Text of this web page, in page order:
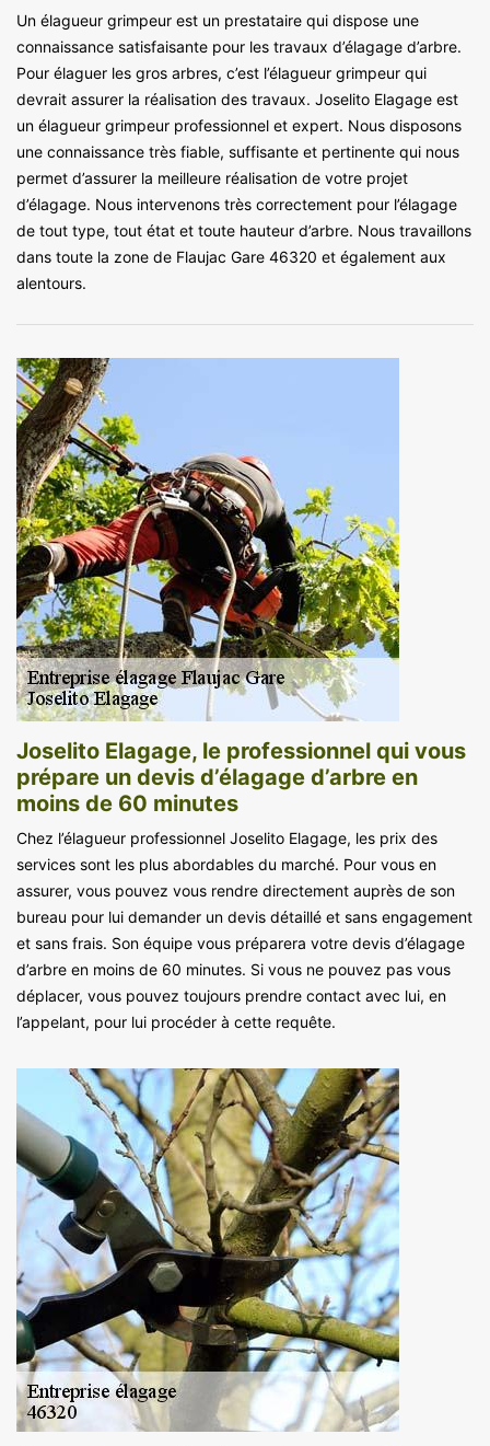
Un élagueur grimpeur est un prestataire qui dispose une
connaissance satisfaisante pour les travaux d’élagage d’arbre.
Pour élaguer les gros arbres, c’est l’élagueur grimpeur qui
devrait assurer la réalisation des travaux. Joselito Elagage est
un élagueur grimpeur professionnel et expert. Nous disposons
une connaissance très fiable, suffisante et pertinente qui nous
permet d’assurer la meilleure réalisation de votre projet
d’élagage. Nous intervenons très correctement pour l’élagage
de tout type, tout état et toute hauteur d’arbre. Nous travaillons
dans toute la zone de Flaujac Gare 46320 et également aux
alentours.
Joselito Elagage, le professionnel qui vous
prépare un devis d’élagage d’arbre en
moins de 60 minutes
Chez l’élagueur professionnel Joselito Elagage, les prix des
services sont les plus abordables du marché. Pour vous en
assurer, vous pouvez vous rendre directement auprès de son
bureau pour lui demander un devis détaillé et sans engagement
et sans frais. Son équipe vous préparera votre devis d’élagage
d’arbre en moins de 60 minutes. Si vous ne pouvez pas vous
déplacer, vous pouvez toujours prendre contact avec lui, en
l’appelant, pour lui procéder à cette requête.